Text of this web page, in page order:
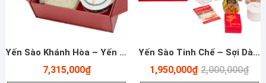
Yến Sào Khánh Hòa – Yến Đảo Tinh Chế 014GS – Hộp 100g
7,315,000₫
Yến Sào Tinh Chế – Sợi Dài Thượng Hạng – 50g
2,000,000₫Giá
1,950,000₫
Giá